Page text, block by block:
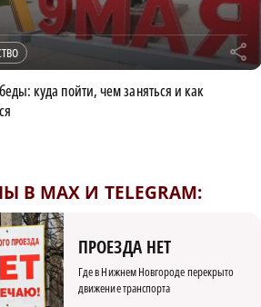
r
куда пойти, чем заняться и как
MAX И TELEGRAM:
ПРОЕЗДА НЕТ
Где в Нижнем Новгороде перекрыто
движение транспорта